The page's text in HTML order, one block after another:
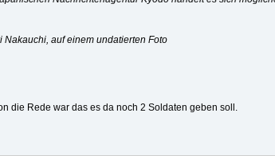
auf einem undatierten Foto
die Rede war das es da noch 2 Soldaten geben soll.